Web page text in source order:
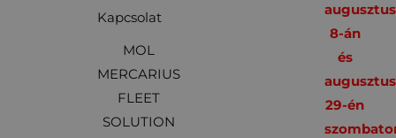
Kapcsolat
MOL
MERCARIUS
FLEET
SOLUTION
augusztus
8-án
és
augusztus
29-én